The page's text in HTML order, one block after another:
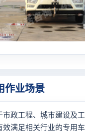
作业场景
市政工程、城市建设及
满足相关行业的专用车